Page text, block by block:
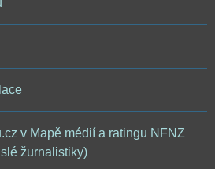
v Mapě médií a ratingu NFNZ
žurnalistiky)